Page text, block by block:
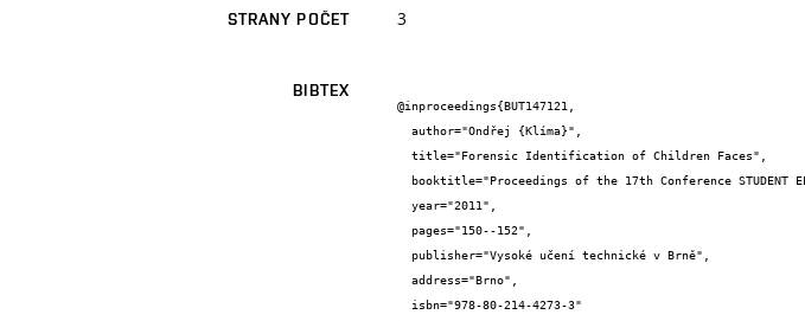
STRANY POČET 3
BIBTEX
@inproceedings{BUT147121,